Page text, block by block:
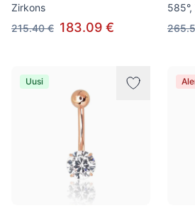
Zirkons
215.40 € 183.09 €
Uusi